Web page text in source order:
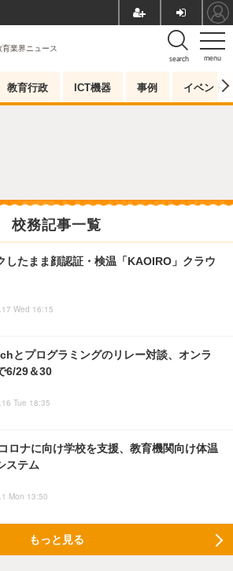
menu
search
育業界ニュース
教育行政 ICT機器 事例 イベント
校務記事一覧
したまま顔認証・検温「KAOIRO」クラウ
Wed 16:15
とプログラミングのリレー対談、オンラ
6/29＆30
Tue 18:35
ロナに向け学校を支援、教育機関向け体温
ステム
Mon 13:50
もっと見る